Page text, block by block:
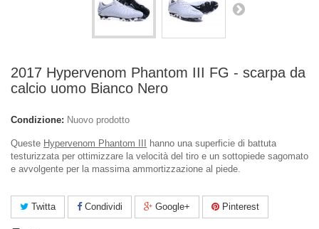
2017 Hypervenom Phantom III FG - scarpa da
calcio uomo Bianco Nero
Condizione: Nuovo prodotto
Queste Hypervenom Phantom III
hanno una superficie di battuta
testurizzata per ottimizzare la velocità del tiro e un sottopiede sagomato
e avvolgente per la massima ammortizzazione al piede.
Twitta Condividi Google+ Pinterest